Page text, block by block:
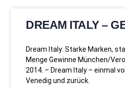
DREAM ITALY –
Dream Italy: Starke Marken,
Menge Gewinne München/
2014. – Dream Italy – einmal
Venedig und zurück.